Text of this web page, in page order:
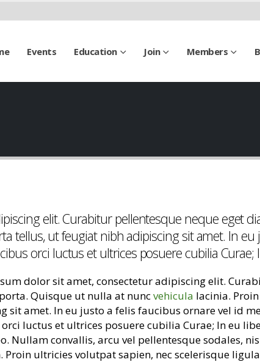
Events Education Join Members
elit. Curabitur pellentesque neque eget
tellus, ut feugiat nibh adipiscing sit amet. In
orci luctus et ultrices posuere cubilia Curae;
dolor sit amet, consectetur adipiscing elit.
Quisque ut nulla at nuncvehicula lacinia.
sit amet. In eu justo a felis faucibus ornare vel id
luctus et ultrices posuere cubilia Curae; In eu
Nullam convallis, arcu vel pellentesque sodales,
Proin ultricies volutpat sapien, nec scelerisque